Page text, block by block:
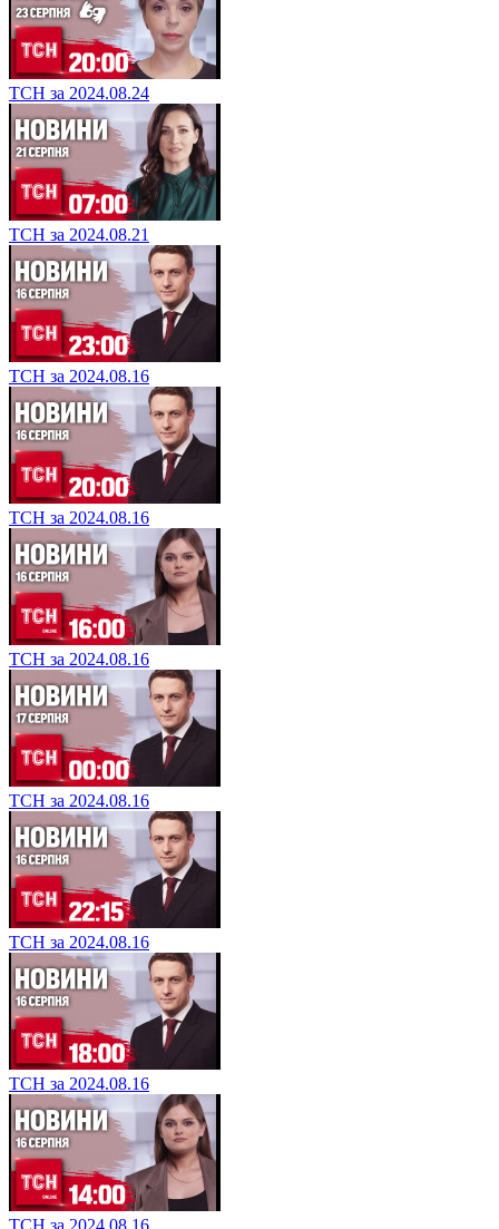
ТСН за 2024.08.24
ТСН за 2024.08.21
ТСН за 2024.08.16
ТСН за 2024.08.16
ТСН за 2024.08.16
ТСН за 2024.08.16
ТСН за 2024.08.16
ТСН за 2024.08.16
ТСН за 2024.08.16